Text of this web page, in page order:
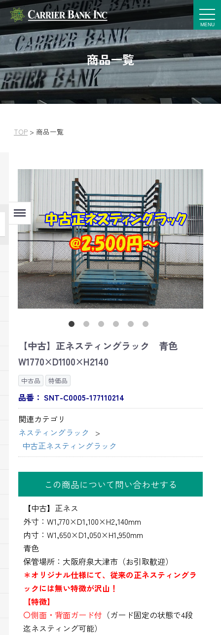
t
o
g
g
l
n
v
g
t
商品一覧
TOP > 商品一覧
Menu
【中古】正ネスティングラック 青色
W1770×D1100×H2140
中古品 特価品
品番： SNT-C0005-177110214
関連カテゴリ
ネスティングラック
中古正ネスティングラック
この商品について問い合わせする
【中古】正ネス
外寸：W1,770×D1,100×H2,140mm
内寸：W1,650×D1,050×H1,950mm
青色
保管場所：大阪府泉大津市（お引取歓迎）
＊オリジナル仕様にて、従来の正ネスティングラ
ックには無い特徴が沢山！
【特徴】
〇側面・背面ガード付 （ガード固定の状態で4段
迄ネスティング可能）